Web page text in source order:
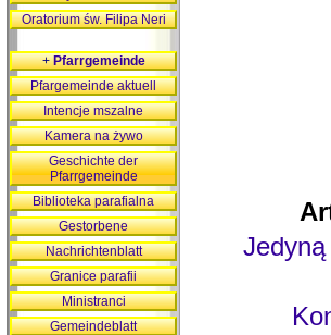
Jedyną
Oratorium św. Filipa Neri
+Pfarrgemeinde
Pfargemeinde aktuell
Intencje mszalne
Kamera na żywo
Geschichte der
Pfarrgemeinde
Biblioteka parafialna
Gestorbene
Nachrichtenblatt
Granice parafii
Ministranci
Gemeindeblatt